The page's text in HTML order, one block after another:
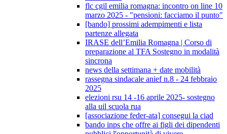
flc cgil emilia romagna: incontro on line 10
marzo 2025 - "pensioni: facciamo il punto"
[bando] prossimi adempimenti e lista
partenze allegata
IRASE dell’Emilia Romagna | Corso di
preparazione al TFA Sostegno in modalità
sincrona
news della settimana + date mobilità
rassegna sindacale anief n.8 - 24 febbraio
2025
elezioni rsu 14 -16 aprile 2025- sostegno
alla uil scuola rua
[associazione feder-ata] consegui la ciad
bando inps che offre ai figli dei dipendenti